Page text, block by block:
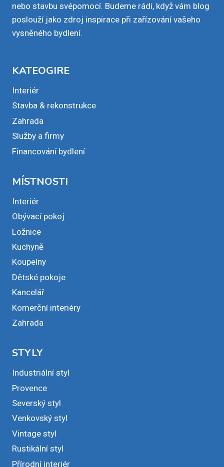
nebo stavbu svépomocí. Budeme rádi, když vám blog
poslouží jako zdroj inspirace při zařízování vašeho
vysněného bydlení.
KATEOGIRE
Interiér
Stavba & rekonstrukce
Zahrada
Služby a firmy
Financování bydlení
MÍSTNOSTI
Interiér
Obývací pokoj
Ložnice
Kuchyně
Koupelny
Dětské pokoje
Kancelář
Komerční interiéry
Zahrada
STYLY
Industriální styl
Provence
Severský styl
Venkovský styl
Vintage styl
Rustikální styl
Přírodní interiér